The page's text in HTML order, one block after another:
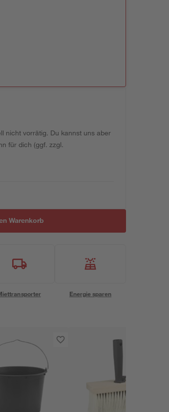
nicht vorrätig. Du kannst uns aber
für dich (ggf. zzgl.
Warenkorb
Energie sparen